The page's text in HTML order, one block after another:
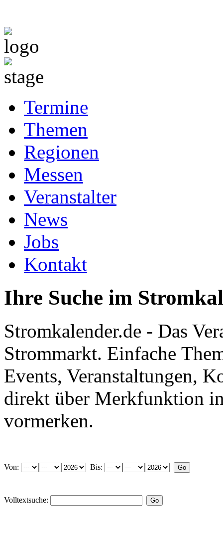
Termine
Themen
Regionen
Messen
Veranstalter
News
Jobs
Kontakt
Ihre Suche im
Stromkalender.de - Das
Strommarkt. Einfache
Events, Veranstaltungen,
direkt über Merkfunktion
vormerken.
Von: Bis:
Volltextsuche: